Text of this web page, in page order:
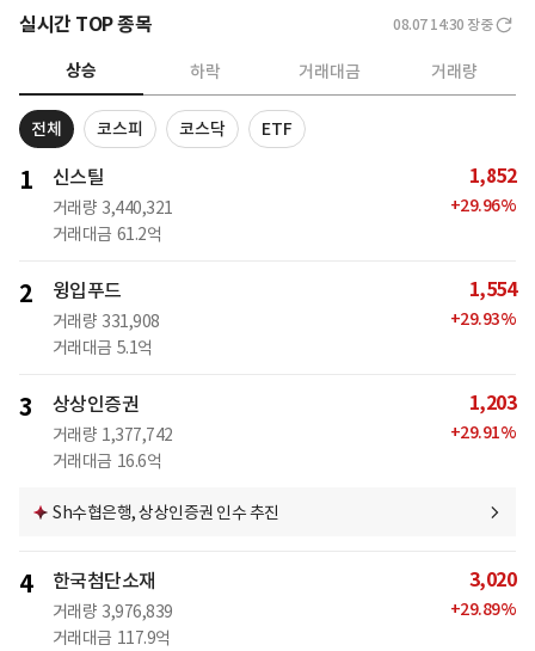
실시간 TOP 종목 08.07 14:30 장중
상승 하락 거래대금 거래량
전체 코스피 코스닥 ETF
1 신스틸
거래량 3,440,321
거래대금 61.2억
1,852
+29.96%
2 윙입푸드
거래량 331,908
거래대금 5.1억
1,554
+29.93%
3 상상인증권
거래량 1,377,742
거래대금 16.6억
1,203
+29.91%
Sh수협은행, 상상인증권 인수 추진
4 한국첨단소재
거래량 3,976,839
거래대금 117.9억
3,020
+29.89%